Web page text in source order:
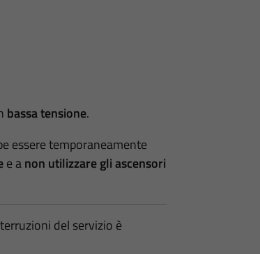
bassa tensione.
essere temporaneamente
e anon utilizzare gli ascensori
del servizio è